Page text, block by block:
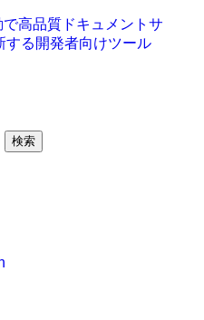
高品質ドキュメントサ
する開発者向けツール
検索